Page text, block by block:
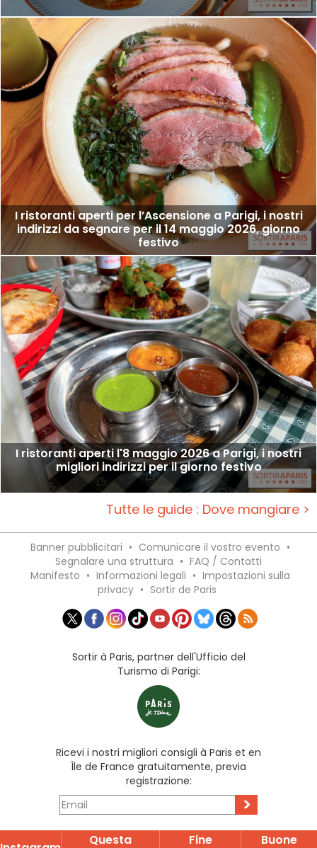
I ristoranti aperti per l’Ascensione a Parigi, i nostri
indirizzi da segnare per il 14 maggio 2026, giorno
festivo
I ristoranti aperti l'8 maggio 2026 a Parigi, i nostri
migliori indirizzi per il giorno festivo
Tutte le guide : Dove mangiare >
Banner pubblicitari • Comunicare il vostro evento •
Segnalare una struttura • FAQ / Contatti
Manifesto • Informazioni legali • Impostazioni sulla
privacy • Sortir de Paris
Sortir à Paris, partner dell'Ufficio del
Turismo di Parigi:
Ricevi i nostri migliori consigli à Paris et en
Île de France gratuitamente, previa
registrazione:
>
Questa
Fine
Buone